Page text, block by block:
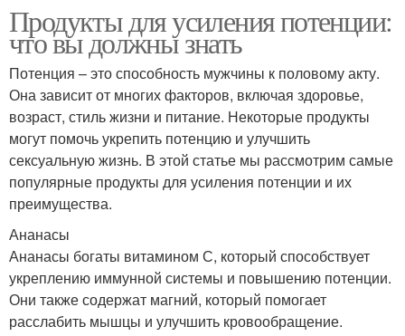
Продукты для усиления потенции:
что вы должны знать
Потенция – это способность мужчины к половому акту.
Она зависит от многих факторов, включая здоровье,
возраст, стиль жизни и питание. Некоторые продукты
могут помочь укрепить потенцию и улучшить
сексуальную жизнь. В этой статье мы рассмотрим самые
популярные продукты для усиления потенции и их
преимущества.
Ананасы
Ананасы богаты витамином С, который способствует
укреплению иммунной системы и повышению потенции.
Они также содержат магний, который помогает
расслабить мышцы и улучшить кровообращение.